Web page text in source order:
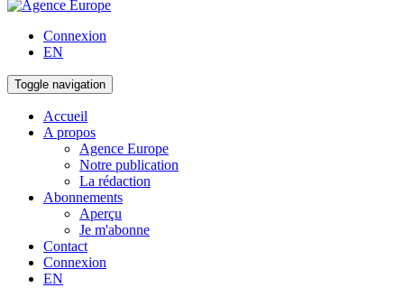
Connexion
EN
Toggle navigation
Accueil
A propos
Agence Europe
Notre publication
La rédaction
Abonnements
Aperçu
Je m'abonne
Contact
Connexion
EN